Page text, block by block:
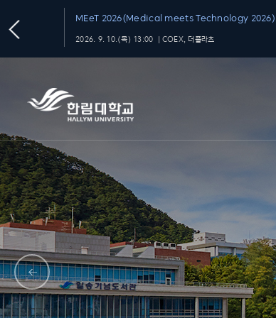
MEeT 2026(Medical meets Technology 2026)
2026. 9. 10.(목) 13:00 ｜COEX, 더플라츠